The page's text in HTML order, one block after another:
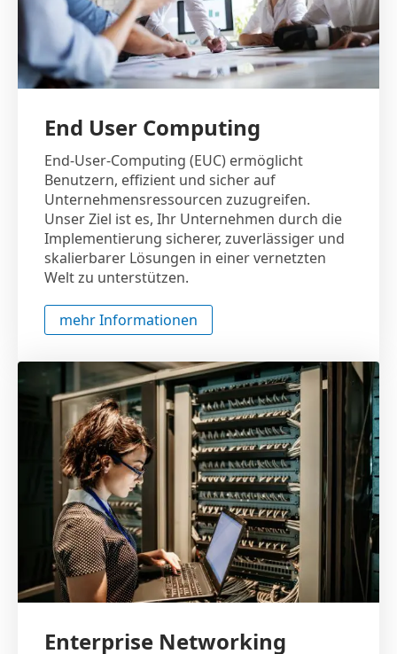
End User Computing
End-User-Computing (EUC) ermöglicht
Benutzern, effizient und sicher auf
Unternehmensressourcen zuzugreifen.
Unser Ziel ist es, Ihr Unternehmen durch die
Implementierung sicherer, zuverlässiger und
skalierbarer Lösungen in einer vernetzten
Welt zu unterstützen.
mehr Informationen
Enterprise Networking